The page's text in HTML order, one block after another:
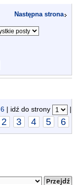
Następna strona
6 | idź do strony |
2 3 4 5 6